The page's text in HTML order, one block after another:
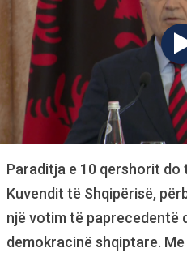
Paraditja e 10 qershorit do
Kuvendit të Shqipërisë,
një votim të paprecedentë
demokracinë shqiptare.